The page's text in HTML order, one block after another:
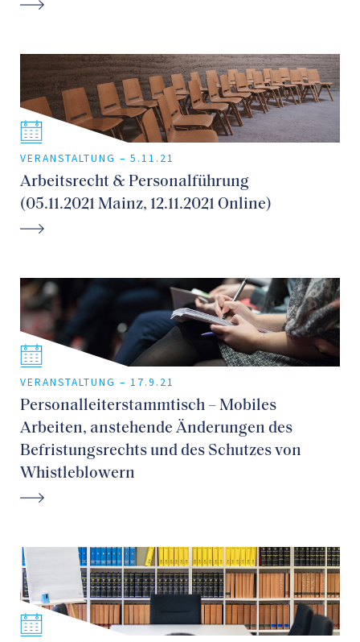
VERANSTALTUNG – 5.11.21
Arbeitsrecht & Personalführung
(05.11.2021 Mainz, 12.11.2021 Online)
VERANSTALTUNG – 17.9.21
Personalleiterstammtisch – Mobiles
Arbeiten, anstehende Änderungen des
Befristungsrechts und des Schutzes von
Whistleblowern